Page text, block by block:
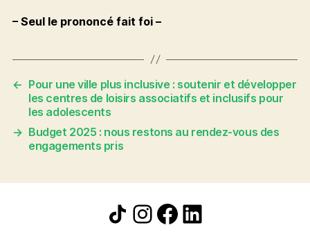
– Seul le prononcé fait foi –
← Pour une ville plus inclusive : soutenir et développer
les centres de loisirs associatifs et inclusifs pour
les adolescents
→ Budget 2025 : nous restons au rendez-vous des
engagements pris
Icône de partage
Instagram
Facebook
LinkedIn